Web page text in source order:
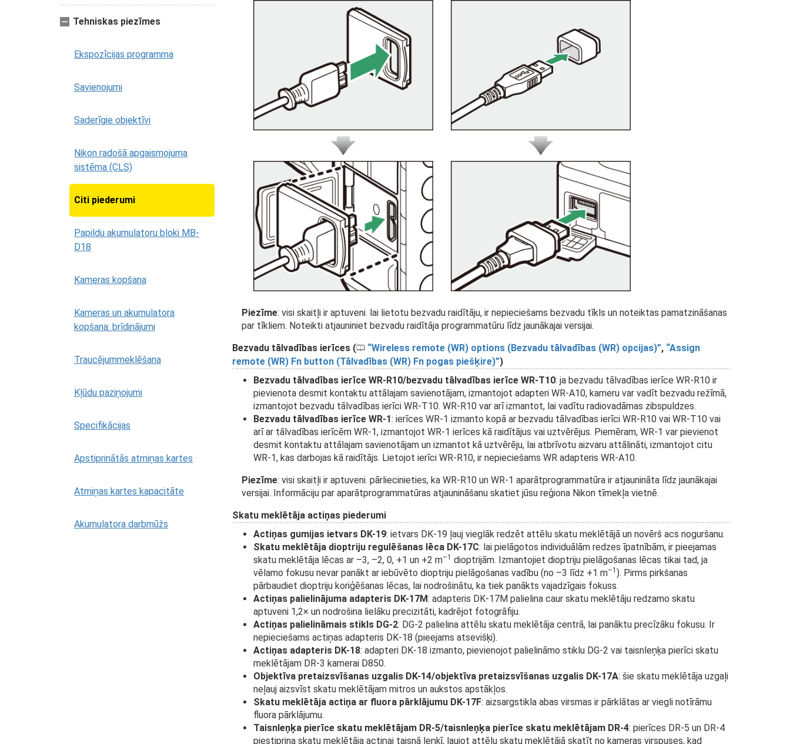
Tehniskas piezīmes
Ekspozīcijas programma
Savienojumi
Saderīgie objektīvi
Nikon radošā apgaismojuma
sistēma (CLS)
Citi piederumi
Papildu akumulatoru bloki MB-
D18
Kameras kopšana
Kameras un akumulatora
kopšana: brīdinājumi
Traucējummeklēšana
Kļūdu paziņojumi
Specifikācijas
Apstiprinātās atmiņas kartes
Atmiņas kartes kapacitāte
Akumulatora darbmūžs
Piezīme: visi skaitļi ir aptuveni. lai lietotu bezvadu raidītāju, ir nepieciešams bezvadu tīkls un noteiktas pamatzināšanas
par tīkliem. Noteikti atjauniniet bezvadu raidītāja programmatūru līdz jaunākajai versijai.
Bezvadu tālvadības ierīces (0 Wireless remote (WR) options (Bezvadu tālvadības (WR) opcijas) , Assign
remote (WR) Fn button (Tālvadības (WR) Fn pogas piešķire) )
Bezvadu tālvadības ierīce WR-R10/bezvadu tālvadības ierīce WR-T10: ja bezvadu tālvadības ierīce WR-R10 ir
pievienota desmit kontaktu attālajam savienotājam, izmantojot adapteri WR-A10, kameru var vadīt bezvadu režīmā,
izmantojot bezvadu tālvadības ierīci WR-T10. WR-R10 var arī izmantot, lai vadītu radiovadāmas zibspuldzes.
Bezvadu tālvadības ierīce WR-1: ierīces WR-1 izmanto kopā ar bezvadu tālvadības ierīci WR-R10 vai WR-T10 vai
arī ar tālvadības ierīcēm WR-1, izmantojot WR-1 ierīces kā raidītājus vai uztvērējus. Piemēram, WR-1 var pievienot
desmit kontaktu attālajam savienotājam un izmantot kā uztvērēju, lai atbrīvotu aizvaru attālināti, izmantojot citu
WR-1, kas darbojas kā raidītājs. Lietojot ierīci WR-R10, ir nepieciešams WR adapteris WR-A10.
Piezīme: visi skaitļi ir aptuveni. pārliecinieties, ka WR-R10 un WR-1 aparātprogrammatūra ir atjaunināta līdz jaunākajai
versijai. Informāciju par aparātprogrammatūras atjaunināšanu skatiet jūsu reģiona Nikon tīmekļa vietnē.
Skatu meklētāja actiņas piederumi
Actiņas gumijas ietvars DK-19: ietvars DK-19 ļauj vieglāk redzēt attēlu skatu meklētājā un novērš acs noguršanu.
Skatu meklētāja dioptriju regulēšanas lēca DK-17C: lai pielāgotos individuālām redzes īpatnībām, ir pieejamas
skatu meklētāja lēcas ar –3, –2, 0, +1 un +2 m–1 dioptrijām. Izmantojiet dioptriju pielāgošanas lēcas tikai tad, ja
vēlamo fokusu nevar panākt ar iebūvēto dioptriju pielāgošanas vadību (no –3 līdz +1 m–1 ). Pirms pirkšanas
pārbaudiet dioptriju koriģēšanas lēcas, lai nodrošinātu, ka tiek panākts vajadzīgais fokuss.
Actiņas palielinājuma adapteris DK-17M: adapteris DK-17M palielina caur skatu meklētāju redzamo skatu
aptuveni 1,2× un nodrošina lielāku precizitāti, kadrējot fotogrāfiju.
Actiņas palielināmais stikls DG-2: DG-2 palielina attēlu skatu meklētāja centrā, lai panāktu precīzāku fokusu. Ir
nepieciešams actiņas adapteris DK-18 (pieejams atsevišķi).
Actiņas adapteris DK-18: adapteri DK-18 izmanto, pievienojot palielināmo stiklu DG-2 vai taisnleņķa pierīci skatu
meklētājam DR-3 kamerai D850.
Objektīva pretaizsvīšanas uzgalis DK-14/objektīva pretaizsvīšanas uzgalis DK-17A: šie skatu meklētāja uzgaļi
neļauj aizsvīst skatu meklētājam mitros un aukstos apstākļos.
Skatu meklētāja actiņa ar fluora pārklājumu DK-17F: aizsargstikla abas virsmas ir pārklātas ar viegli notīrāmu
fluora pārklājumu.
Taisnleņķa pierīce skatu meklētājam DR-5/taisnleņķa pierīce skatu meklētājam DR-4: pierīces DR-5 un DR-4
piestiprina skatu meklētāja actiņai taisnā leņķī, ļaujot attēlu skatu meklētājā skatīt no kameras virspuses, kad